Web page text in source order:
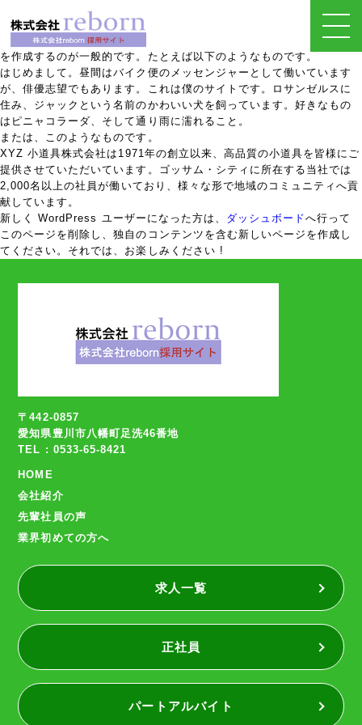
これはサンプルページです。同じ位置に固定され、(多くのテーマでは)
サイトナビゲーションメニューに含まれるため、ブログ投稿とは異な
ります。サイト訪問者に対して自分のことを説明する自己紹介ページ
を作成するのが一般的です。たとえば以下のようなものです。
はじめまして。昼間はバイク便のメッセンジャーとして働いています
が、俳優志望でもあります。これは僕のサイトです。ロサンゼルスに
住み、ジャックという名前のかわいい犬を飼っています。好きなもの
はピニャコラーダ、そして通り雨に濡れること。
または、このようなものです。
XYZ 小道具株式会社は1971年の創立以来、高品質の小道具を皆様にご
提供させていただいています。ゴッサム・シティに所在する当社では
2,000名以上の社員が働いており、様々な形で地域のコミュニティへ貢
献しています。
新しく WordPress ユーザーになった方は、 ダッシュボードへ行って
このページを削除し、独自のコンテンツを含む新しいページを作成し
てください。それでは、お楽しみください !
〒442-0857
愛知県豊川市八幡町足洗46番地
TEL : 0533-65-8421
HOME
会社紹介
先輩社員の声
業界初めての方へ
求人一覧
正社員
パートアルバイト